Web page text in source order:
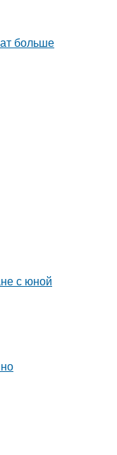
больше
с юной